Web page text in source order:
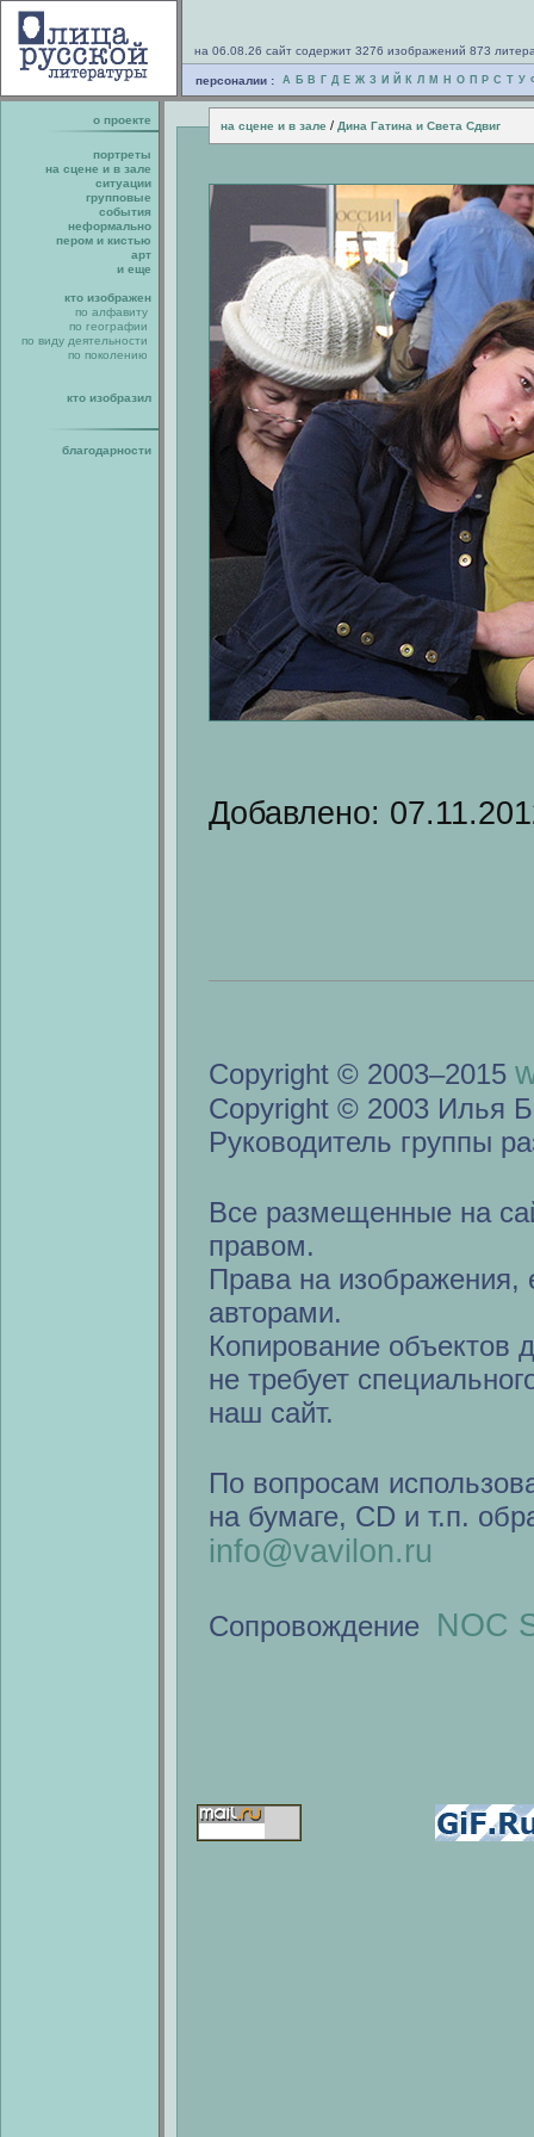
на 06.08.26 сайт содержит 3276 изображений 873
персоналии : А Б В Г Д Е Ж З И Й К Л М Н О П Р С Т У
о проекте на сцене и в зале / Дина Гатина и Света Сдвиг
портреты
на сцене и в зале
ситуации
групповые
события
неформально
пером и кистью
арт
и еще
кто изображен
по алфавиту
по географии
по виду деятельности
по поколению
кто изобразил
благодарности
Добавлено:
Copyright © 2003–2015
Copyright © 2003 Илья
Руководитель группы
Все размещенные на
правом.
Права на изображения,
авторами.
Копирование объектов
не требует
наш сайт.
По вопросам
на бумаге, CD и т.п.
info@vavilon.ru
Сопровождение NOC